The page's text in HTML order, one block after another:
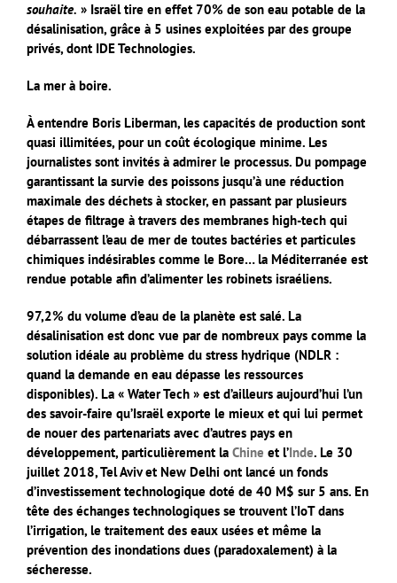
souhaite. » Israël tire en effet 70% de son eau potable de la
désalinisation, grâce à 5 usines exploitées par des groupe
privés, dont IDE Technologies.
La mer à boire.
À entendre Boris Liberman, les capacités de production sont
quasi illimitées, pour un coût écologique minime. Les
journalistes sont invités à admirer le processus. Du pompage
garantissant la survie des poissons jusqu’à une réduction
maximale des déchets à stocker, en passant par plusieurs
étapes de filtrage à travers des membranes high-tech qui
débarrassent l’eau de mer de toutes bactéries et particules
chimiques indésirables comme le Bore… la Méditerranée est
rendue potable afin d’alimenter les robinets israéliens.
97,2% du volume d’eau de la planète est salé. La
désalinisation est donc vue par de nombreux pays comme la
solution idéale au problème du stress hydrique (NDLR :
quand la demande en eau dépasse les ressources
disponibles). La « Water Tech » est d’ailleurs aujourd’hui l’un
des savoir-faire qu’Israël exporte le mieux et qui lui permet
de nouer des partenariats avec d’autres pays en
développement, particulièrement la Chine et l’Inde. Le 30
juillet 2018, Tel Aviv et New Delhi ont lancé un fonds
d’investissement technologique doté de 40 M$ sur 5 ans. En
tête des échanges technologiques se trouvent l’IoT dans
l’irrigation, le traitement des eaux usées et même la
prévention des inondations dues (paradoxalement) à la
sécheresse.